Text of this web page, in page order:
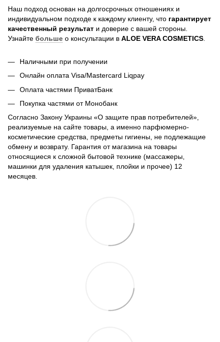
Наш подход основан на долгосрочных отношениях и
индивидуальном подходе к каждому клиенту, что гарантирует
качественный результат и доверие с вашей стороны.
Узнайте больше о консультации в ALOE VERA COSMETICS
Наличными при получении
Онлайн оплата Visa/Mastercard Liqpay
Оплата частями ПриватБанк
Покупка частями от Монобанк
Согласно Закону Украины «О защите прав потребителей»,
реализуемые на сайте товары, а именно парфюмерно-
косметические средства, предметы гигиены, не подлежащие
обмену и возврату. Гарантия от магазина на товары
относящиеся к сложной бытовой технике (массажеры,
машинки для удаления катышек, плойки и прочее) 12
месяцев.